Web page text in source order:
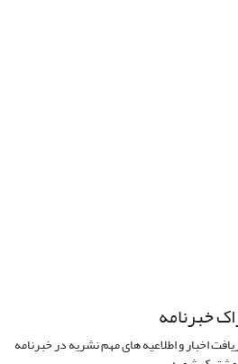
خبرنامه
اخبار و اطلاعیه های مهم نشریه در خبرنامه